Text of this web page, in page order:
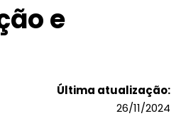
e
Última atualização:
26/11/2024